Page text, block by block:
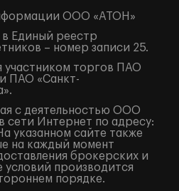
ООО «АТОН»
Единый реестр
– номер записи 25.
торгов ПАО
ПАО «Санкт-
с деятельностью ООО
сети Интернет по адресу:
указанном сайте также
на каждый момент
брокерских и
условий производится
порядке.